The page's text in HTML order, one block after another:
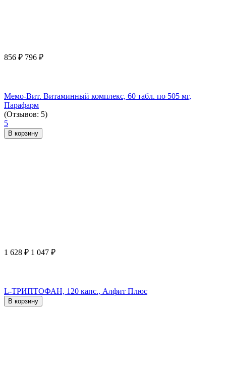
856 ₽ 796 ₽
Мемо-Вит. Витаминный комплекс, 60 табл. по 505 мг,
Парафарм
(Отзывов: 5)
5
В корзину
1 628 ₽ 1 047 ₽
L-ТРИПТОФАН, 120 капс., Алфит Плюс
В корзину